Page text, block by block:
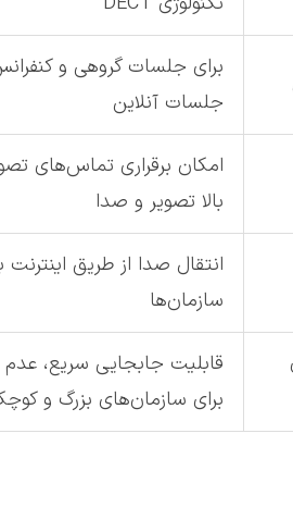
برای جلسات گروهی و
جلسات آنلاین
امکان برقراری تماس‌های
بالا تصویر و صدا
انتقال صدا از طریق
سازمان‌ها
قابلیت جابجایی سریع، عدم
برای سازمان‌های بزرگ و